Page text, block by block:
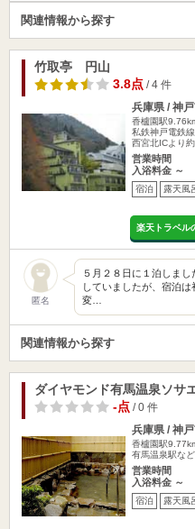
関連情報から探す
竹取亭 円山
3.8点/ 4 件
兵庫県 / 神
香櫨園駅
私鉄神戸電鉄
西宮北ICより
営業時間
入浴料金 ～
宿泊 露天風
楽天トラベル
匿名
５月２８日に１泊しま
していましたが、宿泊
変…
関連情報から探す
ダイヤモンド有馬温泉ソサ
-点/ 0 件
兵庫県 / 神
香櫨園駅
有馬温泉駅な
営業時間
入浴料金 ～
宿泊 露天風